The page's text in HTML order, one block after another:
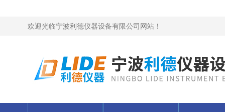
欢迎光临宁波利德仪器设备有限公司网站！